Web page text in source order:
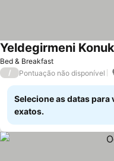
Bed & Breakfast
Yeldegirmeni
/ Pontuação não disponível
Selecione as datas para
exatos.